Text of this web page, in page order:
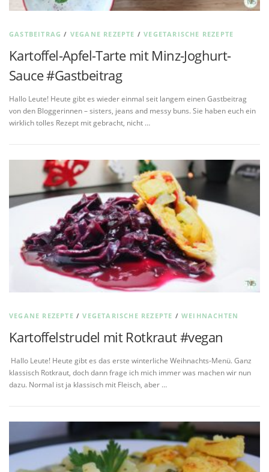
GASTBEITRAG / VEGANE REZEPTE /VEGETARISCHE REZEPTE
Kartoffel-Apfel-Tarte mit Minz-Joghurt-
Sauce #Gastbeitrag
Hallo Leute! Heute gibt es wieder einmal seit langem einen Gastbeitrag
von den Bloggerinnen – sisters, jeans and messy buns. Sie haben euch ein
wirklich tolles Rezept mit gebracht, nicht …
VEGANE REZEPTE /VEGETARISCHE REZEPTE /WEIHNACHTEN
Kartoffelstrudel mit Rotkraut #vegan
Hallo Leute! Heute gibt es das erste winterliche Weihnachts-Menü. Ganz
klassisch Rotkraut, doch dann frage ich mich immer was machen wir nun
dazu. Normal ist ja klassisch mit Fleisch, aber …